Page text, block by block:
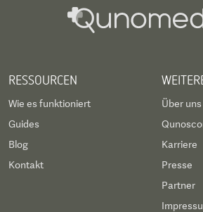
RESSOURCEN
Wie es funktioniert
Guides
Blog
Kontakt
Über uns
Karriere
Presse
Partner